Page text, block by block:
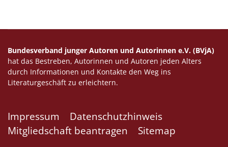
Bundesverband junger Autoren und Autorinnen e.V. (BVjA)
hat das Bestreben, Autorinnen und Autoren jeden Alters
durch Informationen und Kontakte den Weg ins
Literaturgeschäft zu erleichtern.
Impressum
Datenschutzhinweis
Mitgliedschaft beantragen
Sitemap